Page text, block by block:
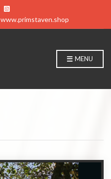
www.primstaven.shop
MENU